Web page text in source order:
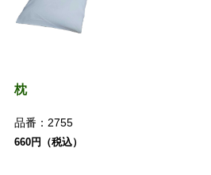
枕
品番： 2755
660円（税込）